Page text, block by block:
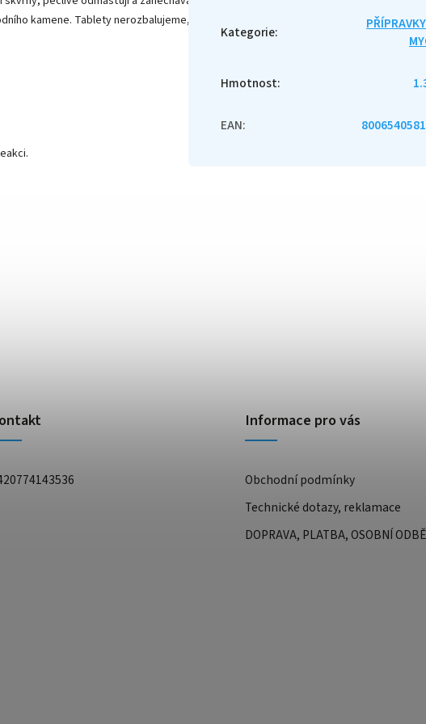
kamene. Tablety nerozbalujeme, pouze vložíme do
Kategorie:
Hmotnost:
EAN:
Informace pro vás
Obchodní podmínky
Technické dotazy, reklamace
DOPRAVA, PLATBA, OSOBNÍ